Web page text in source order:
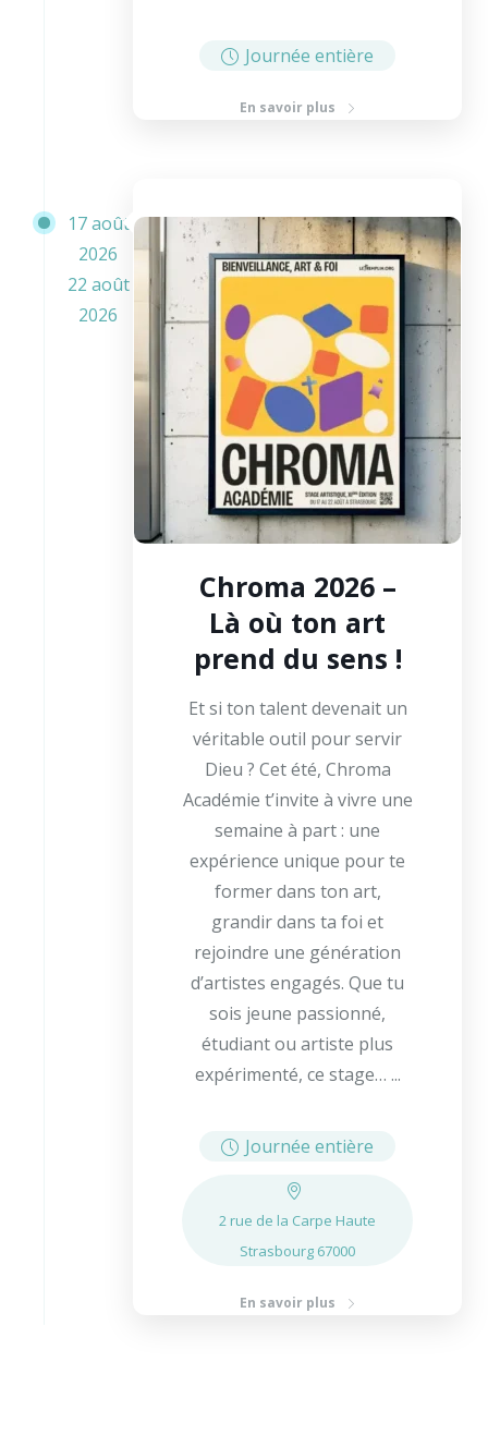
Journée entière
En savoir plus
17 août
2026
22 août
2026
Chroma 2026 –
Là où ton art
prend du sens !
Et si ton talent devenait un
véritable outil pour servir
Dieu ? Cet été, Chroma
Académie t’invite à vivre une
semaine à part : une
expérience unique pour te
former dans ton art,
grandir dans ta foi et
rejoindre une génération
d’artistes engagés. Que tu
sois jeune passionné,
étudiant ou artiste plus
expérimenté, ce stage… ...
Journée entière
2 rue de la Carpe Haute
Strasbourg 67000
En savoir plus